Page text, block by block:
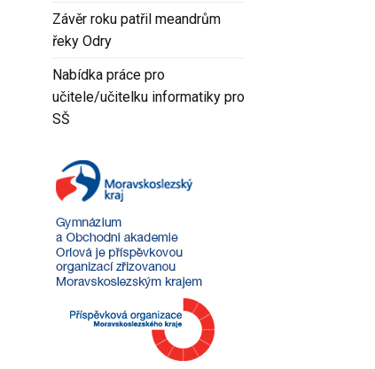
Závěr roku patřil meandrům
řeky Odry
Nabídka práce pro
učitele/učitelku informatiky pro
SŠ